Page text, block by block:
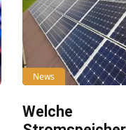
News
Welche